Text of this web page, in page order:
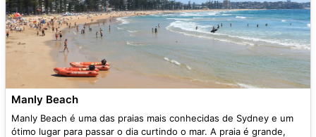
Manly Beach
Manly Beach é uma das praias mais conhecidas de Sydney e um
ótimo lugar para passar o dia curtindo o mar. A praia é grande,